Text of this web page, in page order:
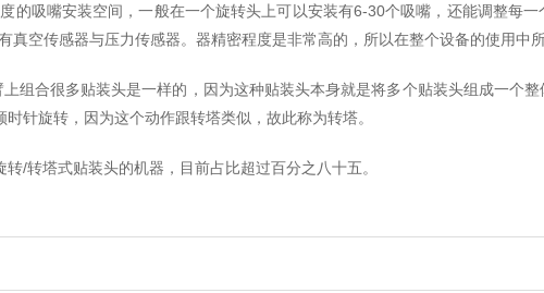
的吸嘴安装空间，一般在一个旋转头上可以安装有6-30个吸嘴，还能调整每
真空传感器与压力传感器。器精密程度是非常高的，所以在整个设备的使用中
组合很多贴装头是一样的，因为这种贴装头本身就是将多个贴装头组成一个
针旋转，因为这个动作跟转塔类似，故此称为转塔。
/转塔式贴装头的机器，目前占比超过百分之八十五。